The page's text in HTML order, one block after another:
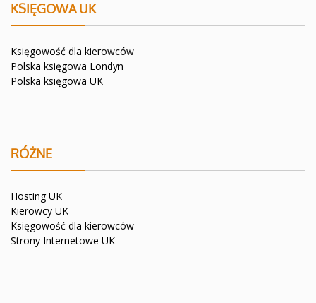
KSIĘGOWA UK
Księgowość dla kierowców
Polska księgowa Londyn
Polska księgowa UK
RÓŻNE
Hosting UK
Kierowcy UK
Księgowość dla kierowców
Strony Internetowe UK